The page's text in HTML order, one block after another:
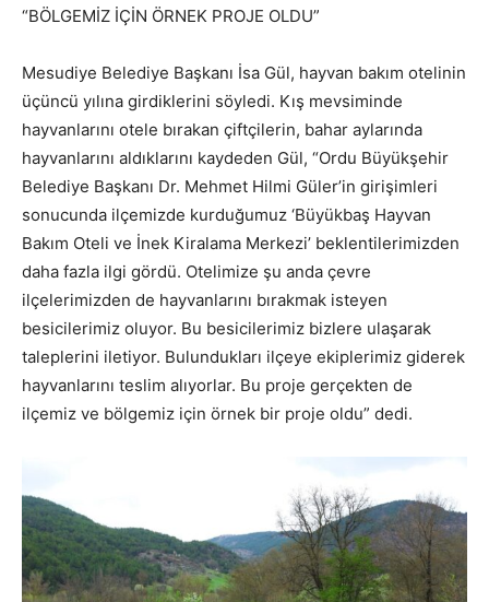
“BÖLGEMİZ İÇİN ÖRNEK PROJE OLDU”
Mesudiye Belediye Başkanı İsa Gül, hayvan bakım otelinin
üçüncü yılına girdiklerini söyledi. Kış mevsiminde
hayvanlarını otele bırakan çiftçilerin, bahar aylarında
hayvanlarını aldıklarını kaydeden Gül, “Ordu Büyükşehir
Belediye Başkanı Dr. Mehmet Hilmi Güler’in girişimleri
sonucunda ilçemizde kurduğumuz ‘Büyükbaş Hayvan
Bakım Oteli ve İnek Kiralama Merkezi’ beklentilerimizden
daha fazla ilgi gördü. Otelimize şu anda çevre
ilçelerimizden de hayvanlarını bırakmak isteyen
besicilerimiz oluyor. Bu besicilerimiz bizlere ulaşarak
taleplerini iletiyor. Bulundukları ilçeye ekiplerimiz giderek
hayvanlarını teslim alıyorlar. Bu proje gerçekten de
ilçemiz ve bölgemiz için örnek bir proje oldu” dedi.